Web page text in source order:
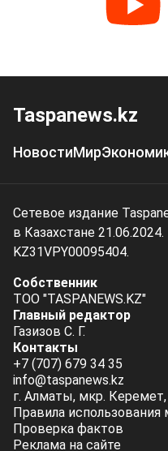
Taspanews.kz
НовостиМир
Сетевое издание
в Казахстане
KZ31VPY00095404.
Собственник
ТОО "TASPANEWS.KZ"
Главный редактор
Газизов С. Г.
Контакты
+7 (707) 679 34 35
info@taspanews.kz
г. Алматы, мкр.
Правила использования
Проверка фактов
Реклама на сайте